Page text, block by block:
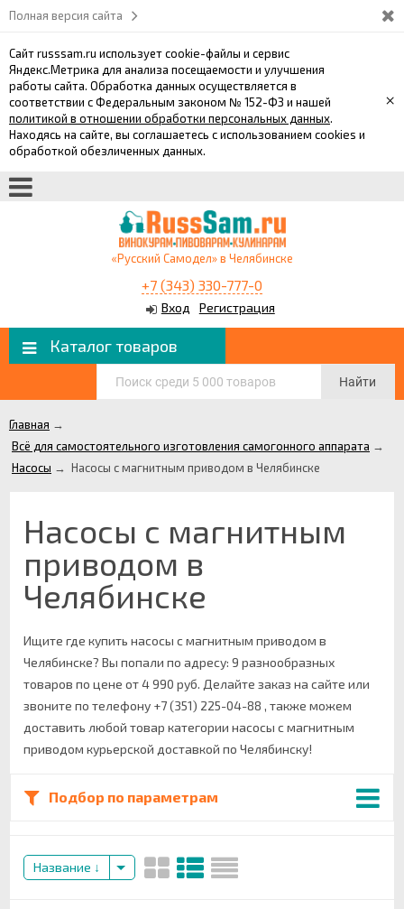
Полная версия сайта
Сайт russsam.ru использует cookie-файлы и сервис
Яндекс.Метрика для анализа посещаемости и улучшения
работы сайта. Обработка данных осуществляется в
соответствии с Федеральным законом № 152-ФЗ и нашей
политикой в отношении обработки персональных данных.
Находясь на сайте, вы соглашаетесь с использованием cookies и
обработкой обезличенных данных.
×
«Русский Самодел» в Челябинске
+7 (343) 330-777-0
Вход Регистрация
Каталог товаров
Найти
Главная →
Всё для самостоятельного изготовления самогонного аппарата →
Насосы → Насосы с магнитным приводом в Челябинске
Насосы с магнитным
приводом в
Челябинске
Ищите где купить насосы с магнитным приводом в
Челябинске? Вы попали по адресу: 9 разнообразных
товаров по цене от 4 990 руб. Делайте заказ на сайте или
звоните по телефону +7 (351) 225-04-88 , также можем
доставить любой товар категории насосы с магнитным
приводом курьерской доставкой по Челябинску!
Подбор по параметрам
Название